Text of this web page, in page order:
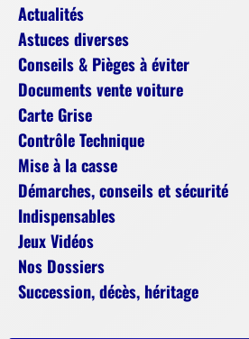
Actualités
Astuces diverses
Conseils & Pièges à éviter
Documents vente voiture
Carte Grise
Contrôle Technique
Mise à la casse
Démarches, conseils et sécurité
Indispensables
Jeux Vidéos
Nos Dossiers
Succession, décès, héritage